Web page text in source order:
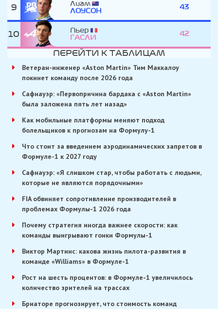
9
Лиам
ЛОУСОН
43
10
Пьер
ГАСЛИ
42
ПЕРЕЙТИ К ТАБЛИЦАМ
Ветеран-инженер «Aston Martin» Тим Маккалоу
покинет команду после 2026 года
Сафнауэр: «Первопричина бардака с «Aston Martin»
была заложена пять лет назад»
Как мобильные платформы меняют подход
болельщиков к прогнозам на Формулу-1
Что стоит за введением аэродинамических запретов в
Формуле-1 к 2027 году
Сафнауэр: «Я слишком стар, чтобы работать с людьми,
которые не являются порядочными»
FIA обвиняет сопротивление производителей в
проблемах Формулы-1 2026 года
Почему стратегия иногда важнее скорости: как
команды выигрывают гонки Формулы-1
Виктор Мартинс: какова жизнь пилота-развития в
команде «Williams» в Формуле-1
Рост на шесть процентов: в Формуле-1 увеличилось
количество зрителей на трассах
Бриаторе прогнозирует, что стоимость команд